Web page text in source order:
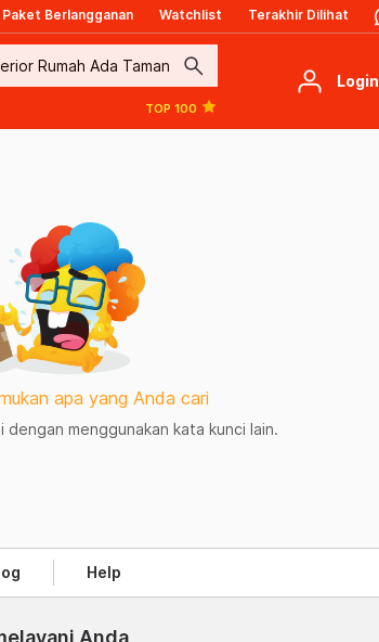
Paket Berlangganan Watchlist Terakhir Dilihat
search
TOP 100
Login
apa yang Anda cari
dengan menggunakan kata kunci lain.
Help
Anda